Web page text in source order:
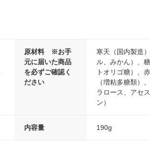
原材料 ※お手
元に届いた商品
を必ずご確認く
ださい
寒天（国内製造
ル、みかん）、
トオリゴ糖）、
（増粘多糖類）
ラロース、アセ
ン）
内容量 190g